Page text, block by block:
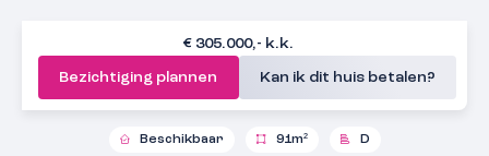
€ 305.000,- k.k.
Bezichtiging plannen Kan ik dit huis betalen?
Beschikbaar 91m² D